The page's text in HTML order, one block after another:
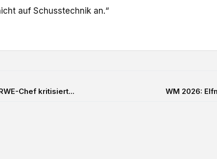
auf Schusstechnik an.“
Chef kritisiert... WM 2026: